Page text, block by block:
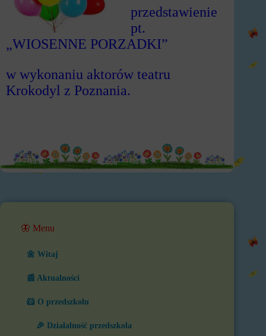
przedstawienie
pt.
„WIOSENNE PORZADKI”
w wykonaniu aktorów teatru
Krokodyl z Poznania.
🦋 Menu
🌼 Witaj
📰 Aktualności
🐹 O przedszkolu
🎉 Działalność przedszkola